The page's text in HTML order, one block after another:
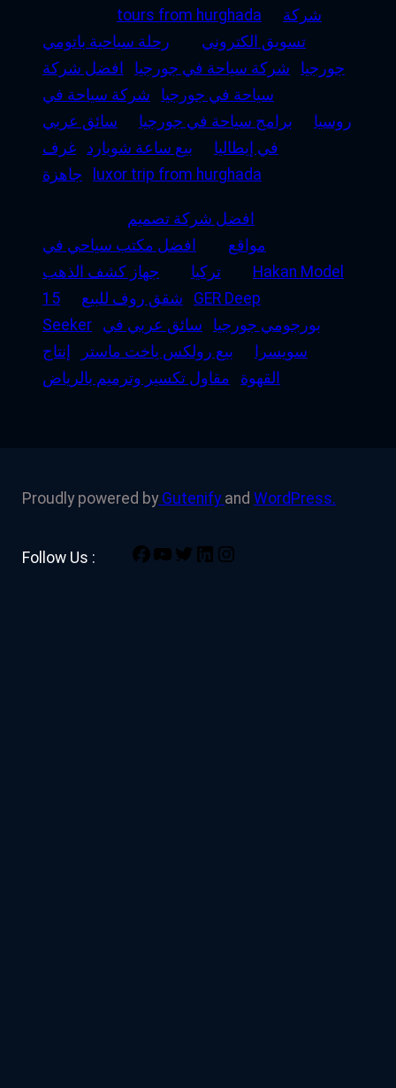
tours from hurghada
شركة
تسويق الكتروني
رحلة سياحية باتومي
جورجيا
شركة سياحة في جورجيا
افضل شركة
سياحة في جورجيا
شركة سياحة في
روسيا
برامج سياحة في جورجيا
سائق عربي
في إيطاليا
بيع ساعة شوبارد
غرف
جاهزة
luxor trip from hurghada
افضل شركة تصميم
مواقع
افضل مكتب سياحي في
تركيا
جهاز كشف الذهب
Hakan Model
15
شقق روف للبيع
GER Deep
Seeker
بورجومي جورجيا
سائق عربي في
سويسرا
بيع رولكس ياخت ماستر
إنتاج
القهوة
مقاول تكسير وترميم بالرياض
Proudly powered byGutenify and WordPress.
Follow Us : Facebook
YouTube
TwitterLinkedIn